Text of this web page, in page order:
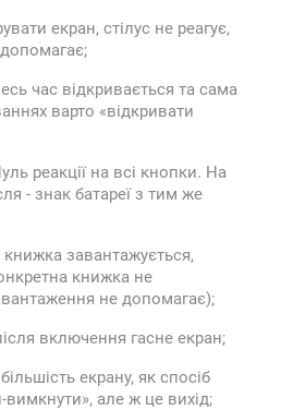
екран, стілус не реагує,
час відкривається та сама
варто «відкривати
реакції на всі кнопки. На
- знак батареї з тим же
завантажується,
книжка не
не допомагає);
включення гасне екран;
екрану, як спосіб
але ж це вихід;